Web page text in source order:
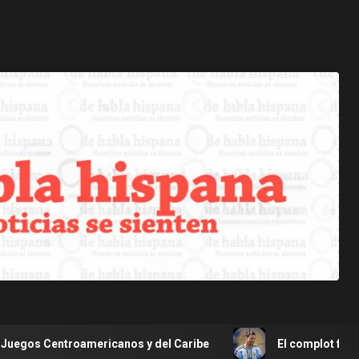
y del Caribe El complot frustrado para